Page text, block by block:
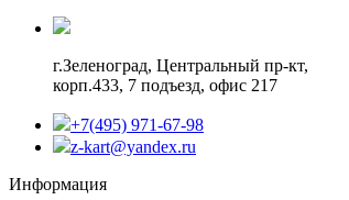
г.Зеленоград, Центральный пр-кт,
корп.433, 7 подъезд, офис 217
+7(495) 971-67-98
z-kart@yandex.ru
Информация